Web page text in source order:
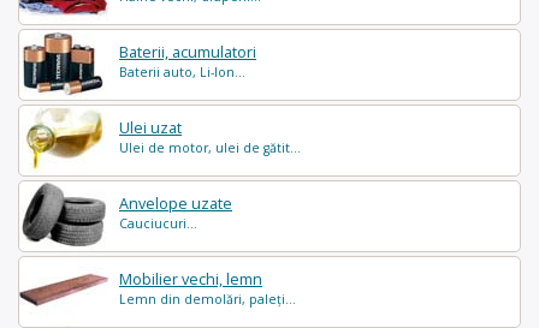
Baterii, acumulatori
Baterii auto, Li-Ion...
Ulei uzat
Ulei de motor, ulei de gătit...
Anvelope uzate
Cauciucuri...
Mobilier vechi, lemn
Lemn din demolări, paleți...